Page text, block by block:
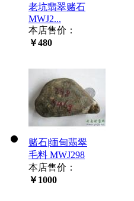
老坑翡翠赌石
MWJ2...
本店售价：
￥480
赌石|缅甸翡翠
毛料 MWJ298
本店售价：
￥1000